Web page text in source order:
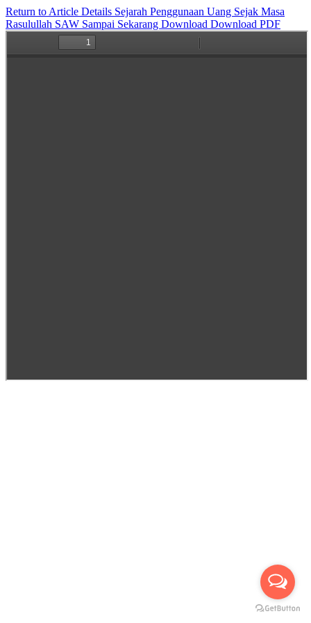
Return to Article Details Sejarah Penggunaan Uang Sejak Masa
Rasulullah SAW Sampai Sekarang Download Download PDF